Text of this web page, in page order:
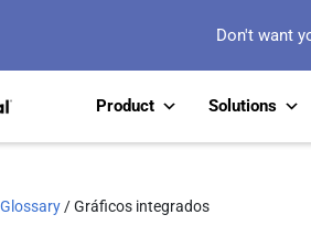
Don't want
Product Solutions
Glossary /Gráficos integrados